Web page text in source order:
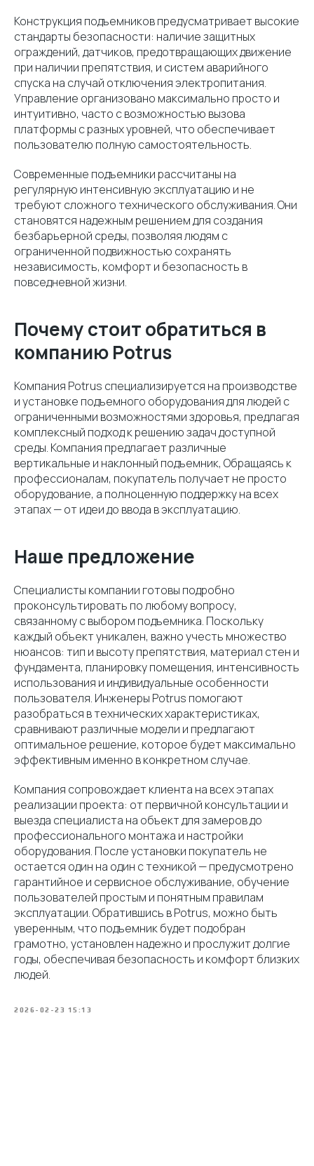
Конструкция подъемников предусматривает высокие
стандарты безопасности: наличие защитных
ограждений, датчиков, предотвращающих движение
при наличии препятствия, и систем аварийного
спуска на случай отключения электропитания.
Управление организовано максимально просто и
интуитивно, часто с возможностью вызова
платформы с разных уровней, что обеспечивает
пользователю полную самостоятельность.
Современные подъемники рассчитаны на
регулярную интенсивную эксплуатацию и не
требуют сложного технического обслуживания. Они
становятся надежным решением для создания
безбарьерной среды, позволяя людям с
ограниченной подвижностью сохранять
независимость, комфорт и безопасность в
повседневной жизни.
Почему стоит обратиться в
компанию Potrus
Компания Potrus специализируется на производстве
и установке подъемного оборудования для людей с
ограниченными возможностями здоровья, предлагая
комплексный подход к решению задач доступной
среды. Компания предлагает различные
вертикальные и наклонный подъемник, Обращаясь к
профессионалам, покупатель получает не просто
оборудование, а полноценную поддержку на всех
этапах — от идеи до ввода в эксплуатацию.
Наше предложение
Специалисты компании готовы подробно
проконсультировать по любому вопросу,
связанному с выбором подъемника. Поскольку
каждый объект уникален, важно учесть множество
нюансов: тип и высоту препятствия, материал стен и
фундамента, планировку помещения, интенсивность
использования и индивидуальные особенности
пользователя. Инженеры Potrus помогают
разобраться в технических характеристиках,
сравнивают различные модели и предлагают
оптимальное решение, которое будет максимально
эффективным именно в конкретном случае.
Компания сопровождает клиента на всех этапах
реализации проекта: от первичной консультации и
выезда специалиста на объект для замеров до
профессионального монтажа и настройки
оборудования. После установки покупатель не
остается один на один с техникой — предусмотрено
гарантийное и сервисное обслуживание, обучение
пользователей простым и понятным правилам
эксплуатации. Обратившись в Potrus, можно быть
уверенным, что подъемник будет подобран
грамотно, установлен надежно и прослужит долгие
годы, обеспечивая безопасность и комфорт близких
людей.
2026-02-23 15:13